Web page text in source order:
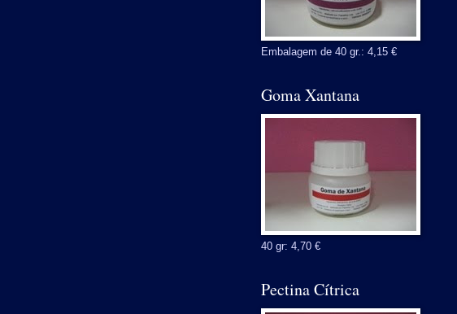
Embalagem de 40 gr.: 4,15 €
Goma Xantana
40 gr: 4,70 €
Pectina Cítrica